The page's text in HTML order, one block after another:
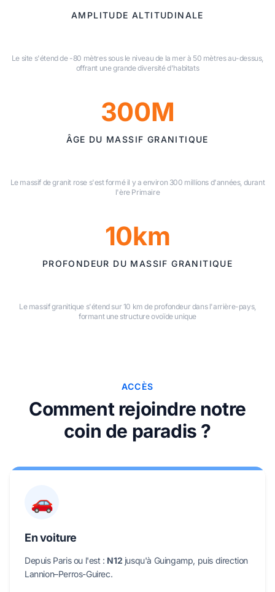
AMPLITUDE ALTITUDINALE
Le site s'étend de -80 mètres sous le niveau de la mer à 50 mètres au-dessus,
offrant une grande diversité d'habitats
300M
ÂGE DU MASSIF GRANITIQUE
Le massif de granit rose s'est formé il y a environ 300 millions d'années, durant
l'ère Primaire
10km
PROFONDEUR DU MASSIF GRANITIQUE
Le massif granitique s'étend sur 10 km de profondeur dans l'arrière-pays,
formant une structure ovoïde unique
ACCÈS
Comment rejoindre notre
coin de paradis ?
🚗
En voiture
Depuis Paris ou l'est : N12 jusqu'à Guingamp, puis direction
Lannion–Perros-Guirec.